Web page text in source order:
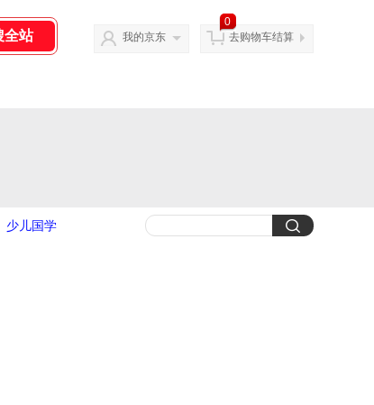
我的京东
0
去购物车结算
少儿国学